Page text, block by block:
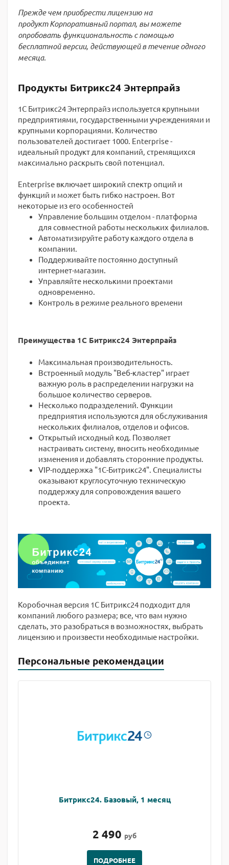
Прежде чем приобрести лицензию на
продукт Корпоративный портал, вы можете
опробовать функциональность с помощью
бесплатной версии, действующей в течение одного
месяца.
Продукты Битрикс24 Энтерпрайз
1С Битрикс24 Энтерпрайз используется крупными
предприятиями, государственными учреждениями и
крупными корпорациями. Количество
пользователей достигает 1000. Enterprise -
идеальный продукт для компаний, стремящихся
максимально раскрыть свой потенциал.
Enterprise включает широкий спектр опций и
функций и может быть гибко настроен. Вот
некоторые из его особенностей
Управление большим отделом - платформа
для совместной работы нескольких филиалов.
Автоматизируйте работу каждого отдела в
компании.
Поддерживайте постоянно доступный
интернет-магазин.
Управляйте несколькими проектами
одновременно.
Контроль в режиме реального времени
Преимущества 1С Битрикс24 Энтерпрайз
Максимальная производительность.
Встроенный модуль "Веб-кластер" играет
важную роль в распределении нагрузки на
большое количество серверов.
Несколько подразделений. Функции
предприятия используются для обслуживания
нескольких филиалов, отделов и офисов.
Открытый исходный код. Позволяет
настраивать систему, вносить необходимые
изменения и добавлять сторонние продукты.
VIP-поддержка "1С-Битрикс24". Специалисты
оказывают круглосуточную техническую
поддержку для сопровождения вашего
проекта.
Коробочная версия 1С Битрикс24 подходит для
компаний любого размера; все, что вам нужно
сделать, это разобраться в возможностях, выбрать
лицензию и произвести необходимые настройки.
Персональные рекомендации
Битрикс24. Базовый, 1 месяц
2 490 руб
ПОДРОБНЕЕ